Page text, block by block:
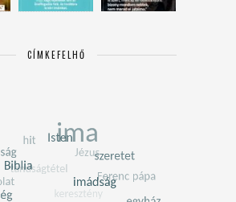
CÍMKEFELHŐ